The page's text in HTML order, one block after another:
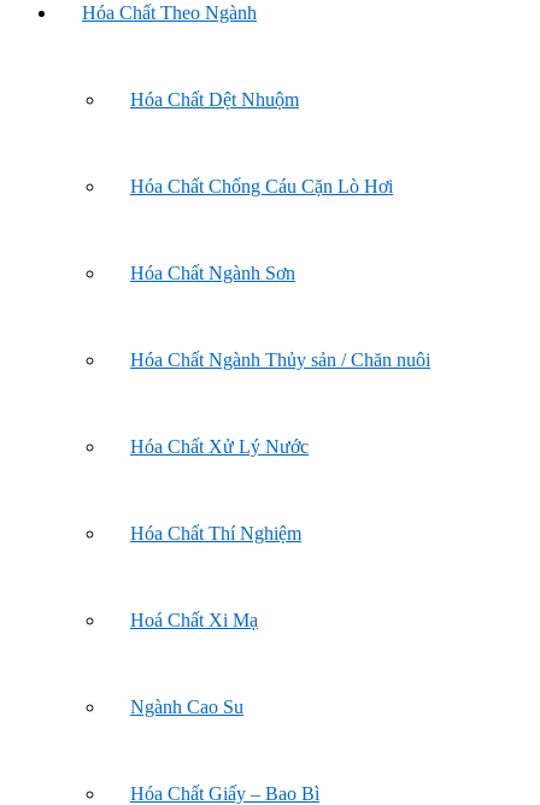
Hóa Chất Theo Ngành
Hóa Chất Dệt Nhuộm
Hóa Chất Chống Cáu Cặn Lò Hơi
Hóa Chất Ngành Sơn
Hóa Chất Ngành Thủy sản / Chăn nuôi
Hóa Chất Xử Lý Nước
Hóa Chất Thí Nghiệm
Hoá Chất Xi Mạ
Ngành Cao Su
Hóa Chất Giấy – Bao Bì